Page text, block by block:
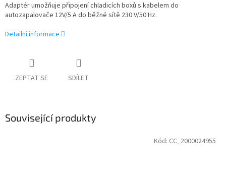
Adaptér umožňuje připojení chladicích boxů s kabelem do
autozapalovače 12V/5 A do běžné sítě 230 V/50 Hz.
Detailní informace
ZEPTAT SE SDÍLET
Související produkty
Kód: CC_2000024955